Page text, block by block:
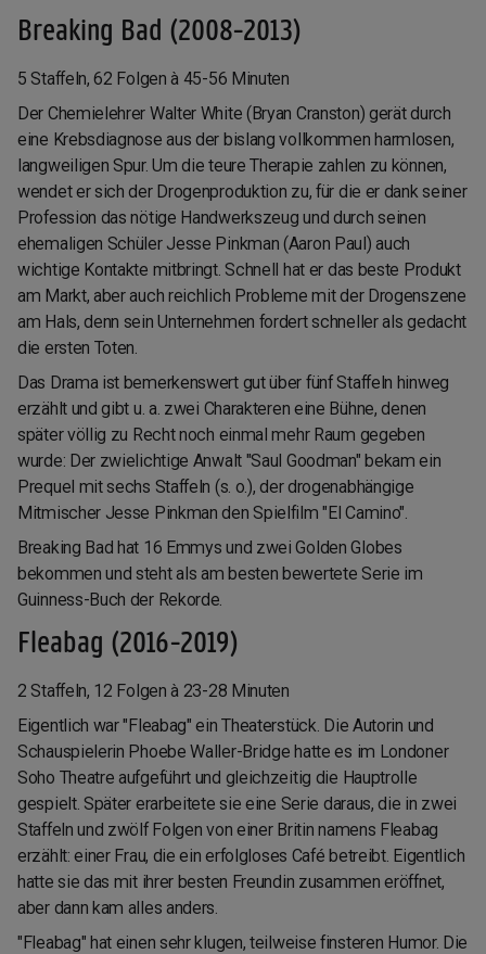
Breaking Bad (2008-2013)
5 Staffeln, 62 Folgen à 45-56 Minuten
Der Chemielehrer Walter White (Bryan Cranston) gerät durch
eine Krebsdiagnose aus der bislang vollkommen harmlosen,
langweiligen Spur. Um die teure Therapie zahlen zu können,
wendet er sich der Drogenproduktion zu, für die er dank seiner
Profession das nötige Handwerkszeug und durch seinen
ehemaligen Schüler Jesse Pinkman (Aaron Paul) auch
wichtige Kontakte mitbringt. Schnell hat er das beste Produkt
am Markt, aber auch reichlich Probleme mit der Drogenszene
am Hals, denn sein Unternehmen fordert schneller als gedacht
die ersten Toten.
Das Drama ist bemerkenswert gut über fünf Staffeln hinweg
erzählt und gibt u. a. zwei Charakteren eine Bühne, denen
später völlig zu Recht noch einmal mehr Raum gegeben
wurde: Der zwielichtige Anwalt "Saul Goodman" bekam ein
Prequel mit sechs Staffeln (s. o.), der drogenabhängige
Mitmischer Jesse Pinkman den Spielfilm "El Camino".
Breaking Bad hat 16 Emmys und zwei Golden Globes
bekommen und steht als am besten bewertete Serie im
Guinness-Buch der Rekorde.
Fleabag (2016-2019)
2 Staffeln, 12 Folgen à 23-28 Minuten
Eigentlich war "Fleabag" ein Theaterstück. Die Autorin und
Schauspielerin Phoebe Waller-Bridge hatte es im Londoner
Soho Theatre aufgeführt und gleichzeitig die Hauptrolle
gespielt. Später erarbeitete sie eine Serie daraus, die in zwei
Staffeln und zwölf Folgen von einer Britin namens Fleabag
erzählt: einer Frau, die ein erfolgloses Café betreibt. Eigentlich
hatte sie das mit ihrer besten Freundin zusammen eröffnet,
aber dann kam alles anders.
"Fleabag" hat einen sehr klugen, teilweise finsteren Humor. Die